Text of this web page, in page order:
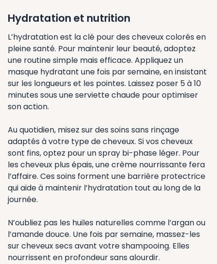
Hydratation et nutrition
L’hydratation est la clé pour des cheveux colorés en
pleine santé. Pour maintenir leur beauté, adoptez
une routine simple mais efficace. Appliquez un
masque hydratant une fois par semaine, en insistant
sur les longueurs et les pointes. Laissez poser 5 à 10
minutes sous une serviette chaude pour optimiser
son action.
Au quotidien, misez sur des soins sans rinçage
adaptés à votre type de cheveux. Si vos cheveux
sont fins, optez pour un spray bi-phase léger. Pour
les cheveux plus épais, une crème nourrissante fera
l’affaire. Ces soins forment une barrière protectrice
qui aide à maintenir l’hydratation tout au long de la
journée.
N’oubliez pas les huiles naturelles comme l’argan ou
l’amande douce. Une fois par semaine, massez-les
sur cheveux secs avant votre shampooing. Elles
nourrissent en profondeur sans alourdir.